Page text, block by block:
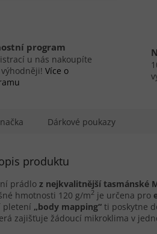
program
u nás nakoupíte
Více o
Dárkové poukazy
produktu
prádlo z nejkvalitnější tasmánské
hmotnosti 120 g/m2 je určena pro
pletení „body mapping“ ti poskytne
zajišťuje žádoucí mikroklima v